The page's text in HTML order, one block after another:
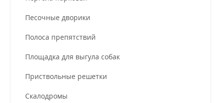
Песочные дворики
Полоса препятствий
Площадка для выгула собак
Приствольные решетки
Скалодромы